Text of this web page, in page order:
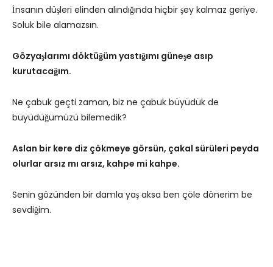
İnsanın düşleri elinden alındığında hiçbir şey kalmaz geriye.
Soluk bile alamazsın.
Gözyaşlarımı döktüğüm yastığımı güneşe asıp
kurutacağım.
Ne çabuk geçti zaman, biz ne çabuk büyüdük de
büyüdüğümüzü bilemedik?
Aslan bir kere diz çökmeye görsün, çakal sürüleri peyda
olurlar arsız mı arsız, kahpe mi kahpe.
Senin gözünden bir damla yaş aksa ben çöle dönerim be
sevdiğim.